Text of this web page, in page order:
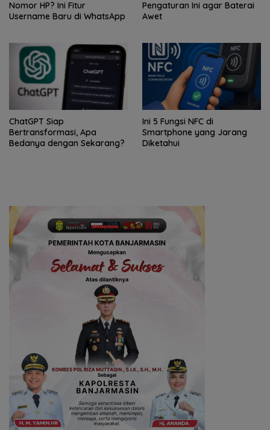
Nomor HP? Ini Fitur
Username Baru di WhatsApp
Pengaturan Ini agar Baterai
Awet
ChatGPT Siap
Bertransformasi, Apa
Bedanya dengan Sekarang?
Ini 5 Fungsi NFC di
Smartphone yang Jarang
Diketahui